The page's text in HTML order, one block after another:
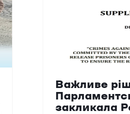
Важливе
закликала